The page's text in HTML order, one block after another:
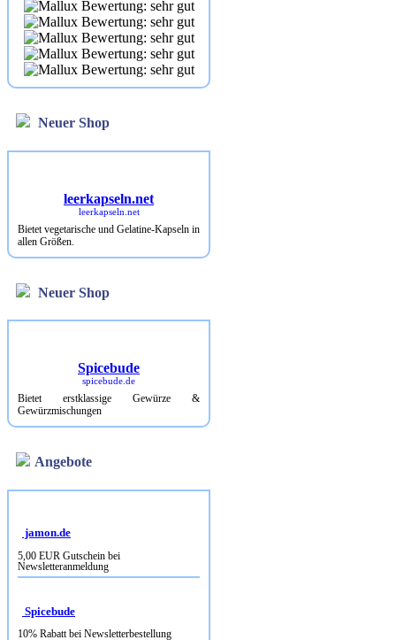
Neuer Shop
leerkapseln.net
leerkapseln.net
Bietet vegetarische und Gelatine-Kapseln in
allen Größen.
Neuer Shop
Spicebude
spicebude.de
Bietet erstklassige Gewürze &
Gewürzmischungen
Angebote
jamon.de
5,00 EUR Gutschein bei
Newsletteranmeldung
Spicebude
10% Rabatt bei Newsletterbestellung